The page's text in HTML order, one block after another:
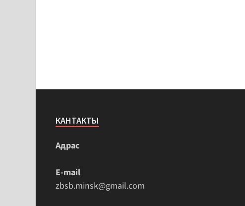
КАНТАКТЫ
Адрас
E-mail
zbsb.minsk@gmail.com